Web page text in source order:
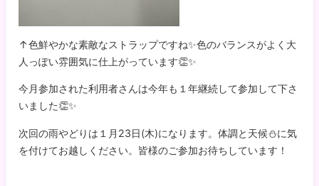
↑色鮮やかな素敵なストラップですね✨色のバランスがよく大
人っぽい雰囲気に仕上がっています👏✨
今月参加された利用者さんは今年も１年継続して参加して下さ
いました👏✨
次回の雨やどりは１月23日(木)になります。体調と天候⛄に気
を付けてお越しください。皆様のご参加お待ちしています！